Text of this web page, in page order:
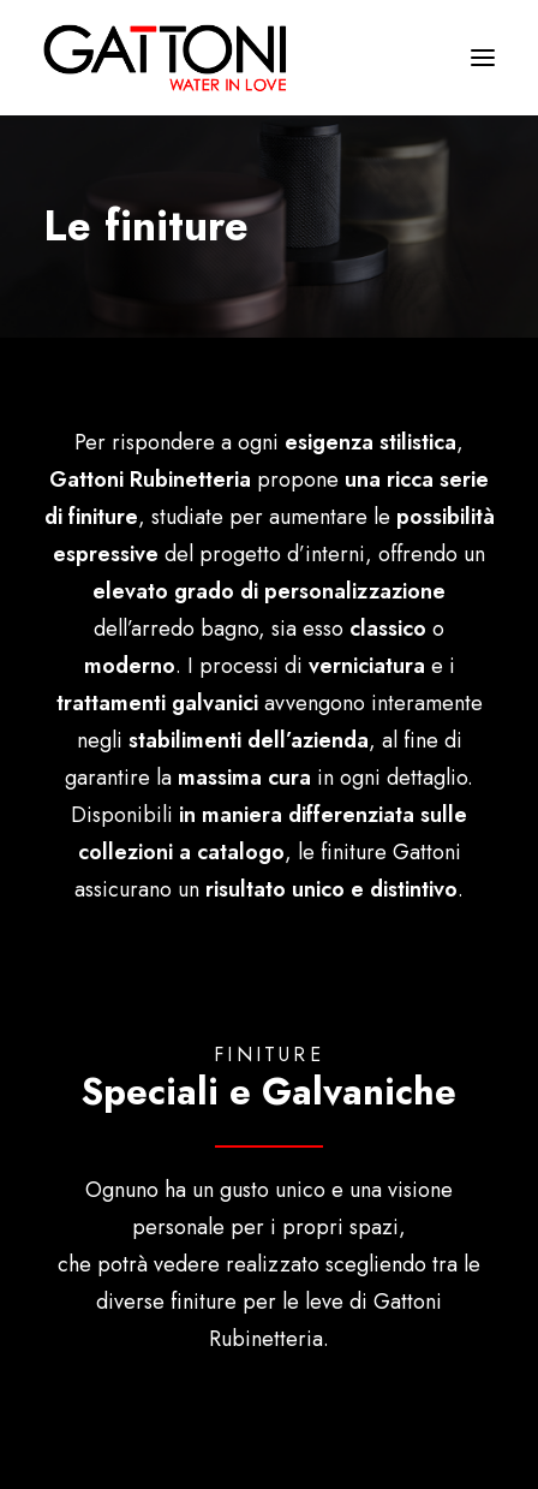
Ambientes
Onde comprar
Contactos
Português
Le finiture
Per rispondere a ogni esigenza stilistica,
Gattoni Rubinetteria propone una ricca serie
di finiture, studiate per aumentare le possibilità
espressive del progetto d’interni, offrendo un
elevato grado di personalizzazione
dell’arredo bagno, sia esso classico o
moderno. I processi di verniciatura e i
trattamenti galvaniciavvengono interamente
negli stabilimenti dell’azienda, al fine di
garantire la massima cura in ogni dettaglio.
Disponibili in maniera differenziata sulle
collezioni a catalogo, le finiture Gattoni
assicurano un risultato unico e distintivo.
FINITURE
Speciali e Galvaniche
Ognuno ha un gusto unico e una visione
personale per i propri spazi,
che potrà vedere realizzato scegliendo tra le
diverse finiture per le leve di Gattoni
Rubinetteria.